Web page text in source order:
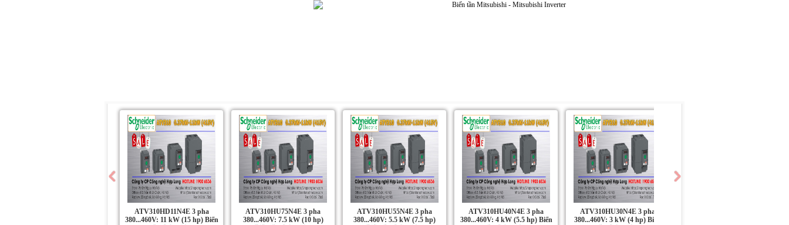
ATV310HD11N4E 3 pha
380...460V: 11 kW (15 hp) Biến
ATV310HU75N4E 3 pha
380...460V: 7.5 kW (10 hp)
ATV310HU55N4E 3 pha
380...460V: 5.5 kW (7.5 hp)
ATV310HU40N4E 3 pha
380...460V: 4 kW (5.5 hp) Biến
ATV310HU30N4E 3 pha
380...460V: 3 kW (4 hp) Biến